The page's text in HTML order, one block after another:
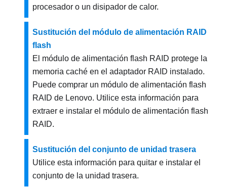
procesador o un disipador de calor.
Sustitución del módulo de alimentación RAID
flash
El módulo de alimentación flash RAID protege la
memoria caché en el adaptador RAID instalado.
Puede comprar un módulo de alimentación flash
RAID de Lenovo. Utilice esta información para
extraer e instalar el módulo de alimentación flash
RAID.
Sustitución del conjunto de unidad trasera
Utilice esta información para quitar e instalar el
conjunto de la unidad trasera.